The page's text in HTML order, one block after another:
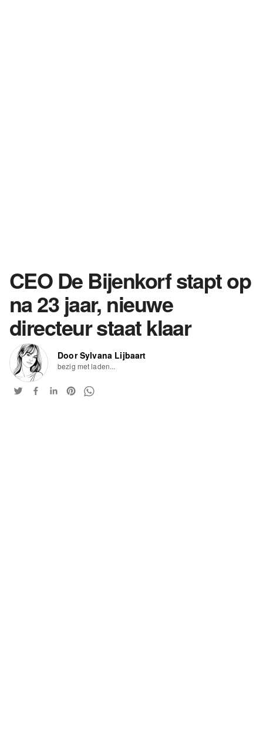
CEO De Bijenkorf stapt op
na 23 jaar, nieuwe
directeur staat klaar
Door Sylvana Lijbaart
bezig met laden...